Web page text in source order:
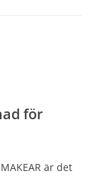
för
är det